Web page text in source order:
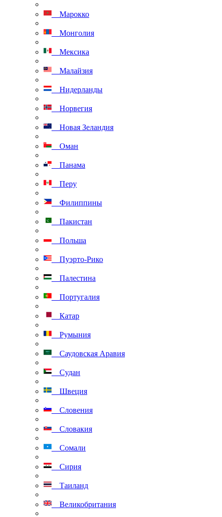
Марокко
Монголия
Мексика
Малайзия
Нидерланды
Норвегия
Новая Зеландия
Оман
Панама
Перу
Филиппины
Пакистан
Польша
Пуэрто-Рико
Палестина
Португалия
Катар
Румыния
Саудовская Аравия
Судан
Швеция
Словения
Словакия
Сомали
Сирия
Таиланд
Великобритания